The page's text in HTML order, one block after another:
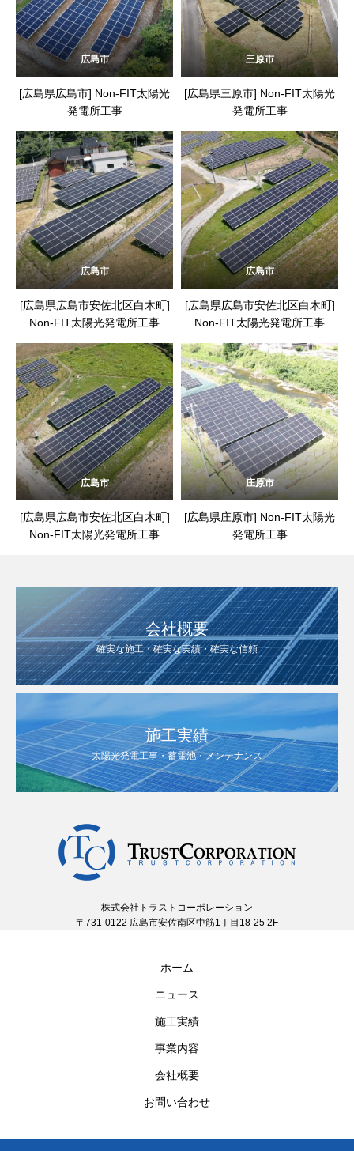
広島市
[広島県広島市] Non-FIT太陽光
発電所工事
三原市
[広島県三原市] Non-FIT太陽光
発電所工事
広島市
[広島県広島市安佐北区白木町]
Non-FIT太陽光発電所工事
広島市
[広島県広島市安佐北区白木町]
Non-FIT太陽光発電所工事
広島市
[広島県広島市安佐北区白木町]
Non-FIT太陽光発電所工事
庄原市
[広島県庄原市] Non-FIT太陽光
発電所工事
会社概要
確実な施工・確実な実績・確実な信頼
施工実績
太陽光発電工事・蓄電池・メンテナンス
株式会社トラストコーポレーション
〒731-0122 広島市安佐南区中筋1丁目18-25 2F
ホーム
ニュース
施工実績
事業内容
会社概要
お問い合わせ